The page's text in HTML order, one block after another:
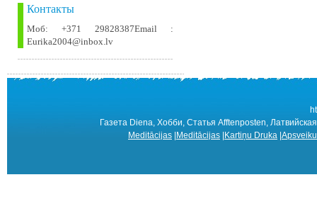
Контакты
Моб: +371 29828387Email :
Eurika2004@inbox.lv
Газета Diena, Хобби, Статья Afftenposten,
Meditācijas Meditācijas Kartiņu Druka